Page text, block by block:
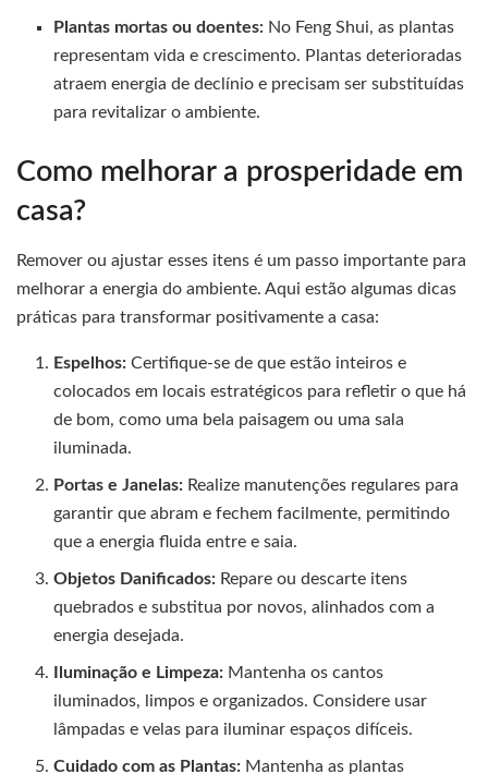
Plantas mortas ou doentes: No Feng Shui, as plantas
representam vida e crescimento. Plantas deterioradas
atraem energia de declínio e precisam ser substituídas
para revitalizar o ambiente.
Como melhorar a prosperidade em
casa?
Remover ou ajustar esses itens é um passo importante para
melhorar a energia do ambiente. Aqui estão algumas dicas
práticas para transformar positivamente a casa:
Espelhos: Certifique-se de que estão inteiros e
colocados em locais estratégicos para refletir o que há
de bom, como uma bela paisagem ou uma sala
iluminada.
Portas e Janelas: Realize manutenções regulares para
garantir que abram e fechem facilmente, permitindo
que a energia fluida entre e saia.
Objetos Danificados: Repare ou descarte itens
quebrados e substitua por novos, alinhados com a
energia desejada.
Iluminação e Limpeza: Mantenha os cantos
iluminados, limpos e organizados. Considere usar
lâmpadas e velas para iluminar espaços difíceis.
Cuidado com as Plantas: Mantenha as plantas